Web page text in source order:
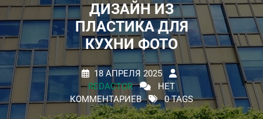
ДИЗАЙН ИЗ
ПЛАСТИКА ДЛЯ
КУХНИ ФОТО
18 АПРЕЛЯ 2025
REDACTOR
НЕТ
КОММЕНТАРИЕВ
0 TAGS